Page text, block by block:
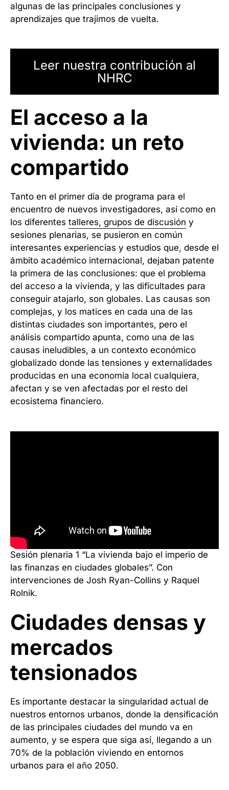
algunas de las principales conclusiones y
aprendizajes que trajimos de vuelta.
Leer nuestra contribución al
NHRC
El acceso a la
vivienda: un reto
compartido
Tanto en el primer día de programa para el
encuentro de nuevos investigadores, así como en
los diferentes talleres, grupos de discusión y
sesiones plenarias, se pusieron en común
interesantes experiencias y estudios que, desde el
ámbito académico internacional, dejaban patente
la primera de las conclusiones: que el problema
del acceso a la vivienda, y las dificultades para
conseguir atajarlo, son globales. Las causas son
complejas, y los matices en cada una de las
distintas ciudades son importantes, pero el
análisis compartido apunta, como una de las
causas ineludibles, a un contexto económico
globalizado donde las tensiones y externalidades
producidas en una economía local cualquiera,
afectan y se ven afectadas por el resto del
ecosistema financiero.
Sesión plenaria 1 “La vivienda bajo el imperio de
las finanzas en ciudades globales”. Con
intervenciones de Josh Ryan-Collins y Raquel
Rolnik.
Ciudades densas y
mercados
tensionados
Es importante destacar la singularidad actual de
nuestros entornos urbanos, donde la densificación
de las principales ciudades del mundo va en
aumento, y se espera que siga así, llegando a un
70% de la población viviendo en entornos
urbanos para el año 2050.